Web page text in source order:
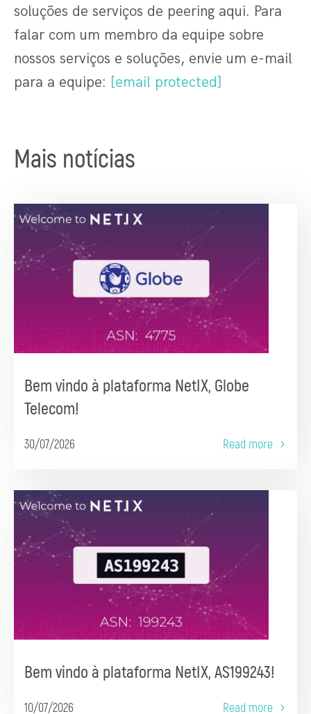
soluções de serviços de peering aqui. Para
falar com um membro da equipe sobre
nossos serviços e soluções, envie um e-mail
para a equipe: [email protected]
Mais notícias
Bem vindo à plataforma NetIX, Globe
Telecom!
30/07/2026 Read more
Bem vindo à plataforma NetIX, AS199243!
10/07/2026 Read more